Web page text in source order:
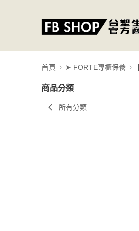
首頁 ➤ FORTE專櫃保養
商品分類
所有分類